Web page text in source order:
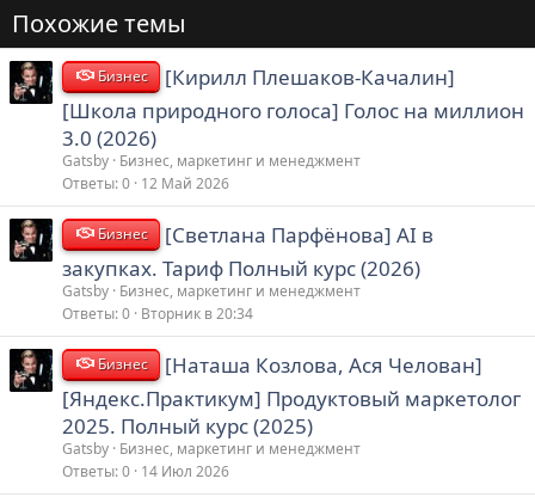
Похожие темы
Бизнес
[Кирилл Плешаков-Качалин]
[Школа природного голоса] Голос на миллион
3.0 (2026)
Gatsby Бизнес, маркетинг и менеджмент
Ответы 0 12 Май 2026
Бизнес
[Светлана Парфёнова] AI в
закупках. Тариф Полный курс (2026)
Gatsby Бизнес, маркетинг и менеджмент
Ответы 0 Вторник в 20:34
Бизнес
[Наташа Козлова, Ася Челован]
[Яндекс.Практикум] Продуктовый маркетолог
2025. Полный курс (2025)
Gatsby Бизнес, маркетинг и менеджмент
Ответы 0 14 Июл 2026